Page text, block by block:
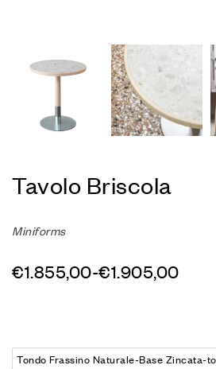
Tavolo Briscola
Miniforms
€1.855,00-€1.905,00
Tondo Frassino Naturale-Base Zincata-